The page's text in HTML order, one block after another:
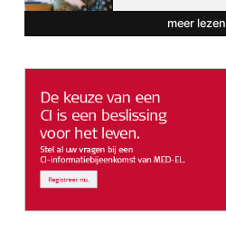
meer lezen